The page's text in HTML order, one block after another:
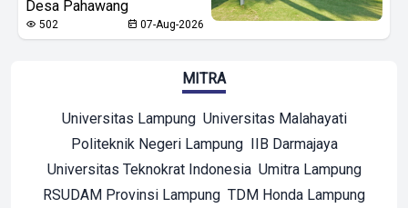
Desa Pahawang
502 07-Aug-2026
MITRA
Universitas Lampung Universitas Malahayati
Politeknik Negeri Lampung IIB Darmajaya
Universitas Teknokrat Indonesia Umitra Lampung
RSUDAM Provinsi Lampung TDM Honda Lampung